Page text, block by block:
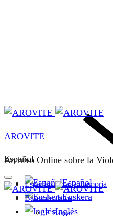
Español
Español
Euskera
Inglés
AROVITE
Archivo Online sobre la
Espacios para la memoria
Bases de datos
F. Bakeaz